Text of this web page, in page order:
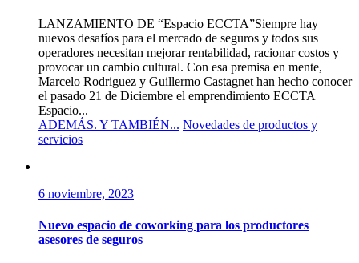
LANZAMIENTO DE “Espacio ECCTA”Siempre hay
nuevos desafíos para el mercado de seguros y todos sus
operadores necesitan mejorar rentabilidad, racionar costos y
provocar un cambio cultural. Con esa premisa en mente,
Marcelo Rodriguez y Guillermo Castagnet han hecho conocer
el pasado 21 de Diciembre el emprendimiento ECCTA
Espacio...
ADEMÁS. Y TAMBIÉN... Novedades de productos y
servicios
6 noviembre, 2023
Nuevo espacio de coworking para los productores
asesores de seguros